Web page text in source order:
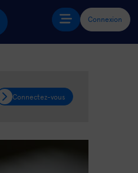
Connexion
Connectez-vous